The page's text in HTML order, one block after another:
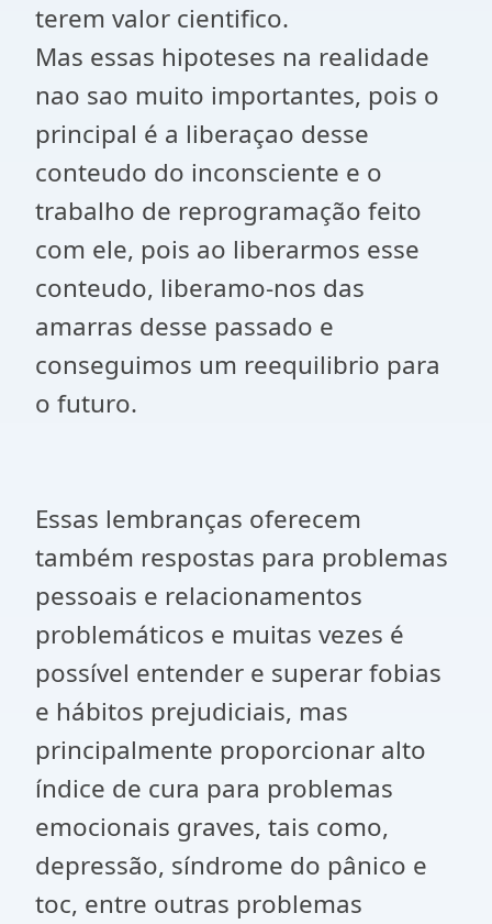
terem valor cientifico.
Mas essas hipoteses na realidade
nao sao muito importantes, pois o
principal é a liberaçao desse
conteudo do inconsciente e o
trabalho de reprogramação feito
com ele, pois ao liberarmos esse
conteudo, liberamo-nos das
amarras desse passado e
conseguimos um reequilibrio para
o futuro.
Essas lembranças oferecem
também respostas para problemas
pessoais e relacionamentos
problemáticos e muitas vezes é
possível entender e superar fobias
e hábitos prejudiciais, mas
principalmente proporcionar alto
índice de cura para problemas
emocionais graves, tais como,
depressão, síndrome do pânico e
toc, entre outras problemas